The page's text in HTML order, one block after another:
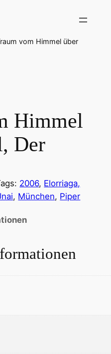
vom Himmel über
Himmel
Der
2006, Elorriaga,
, München, Piper